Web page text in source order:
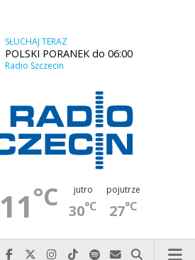
SŁUCHAJ TERAZ
POLSKI PORANEK do 06:00
Radio Szczecin
11°C jutro
30°C
pojutrze
27°C
Najlepiej po prostu do nas zadzwoń
Odwiedź nas na Facebook-u
Odwiedź nas na X
Odwiedź nas na Instagram-ie
Odwiedź nas na TikTok-u
Szukaj nas na Spotify
Wyślij do nas
Szukaj